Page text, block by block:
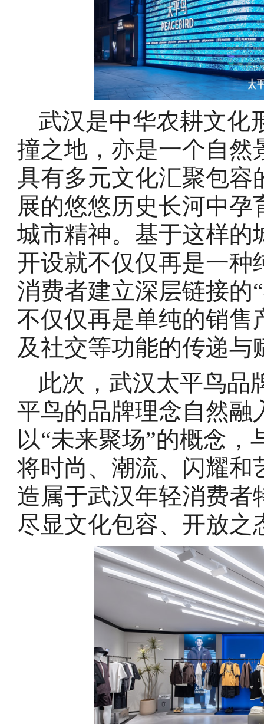
武汉是中华农耕文化
撞之地，亦是一个自然
具有多元文化汇聚包容
展的悠悠历史长河中孕
城市精神。基于这样的
开设就不仅仅再是一种
消费者建立深层链接的
不仅仅再是单纯的销售
及社交等功能的传递与
此次，武汉太平鸟品
平鸟的品牌理念自然融
以“未来聚场”的概念
将时尚、潮流、闪耀和
造属于武汉年轻消费者
尽显文化包容、开放之